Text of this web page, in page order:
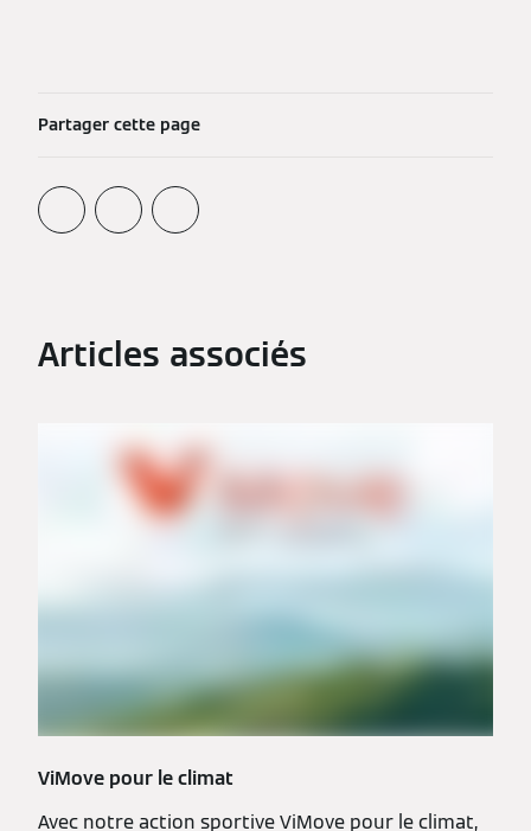
Partager cette page
Articles associés
ViMove pour le climat
Avec notre action sportive ViMove pour le climat,